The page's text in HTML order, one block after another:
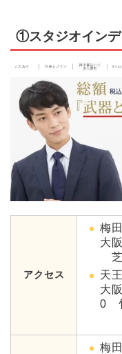
①スタジオインデ
アクセス
梅
大
芝
天
大
0
梅